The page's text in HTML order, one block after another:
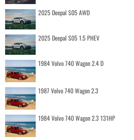
2025 Deepal S05 AWD
2025 Deepal S05 1.5 PHEV
1984 Volvo 740 Wagon 2.4 D
1987 Volvo 740 Wagon 2.3
1984 Volvo 740 Wagon 2.3 131HP